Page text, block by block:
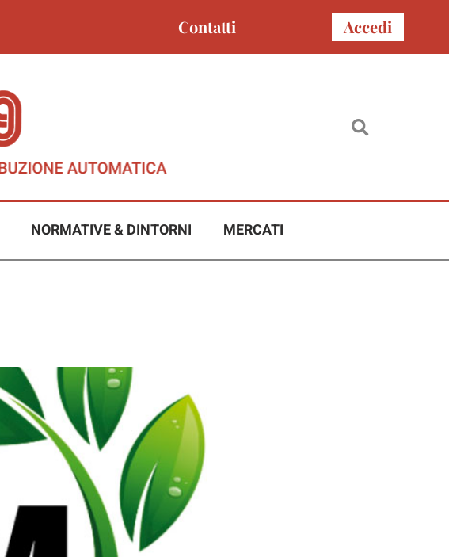
Contatti Accedi
NORMATIVE & DINTORNI MERCATI